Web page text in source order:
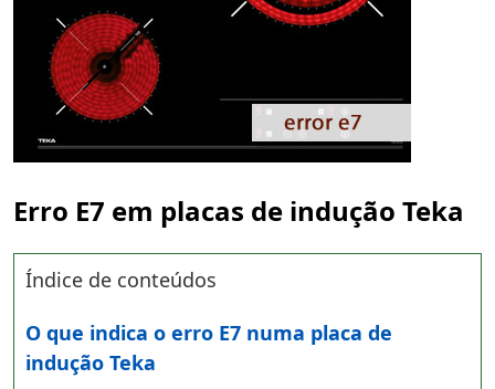
Erro E7 em placas de indução Teka
Índice de conteúdos
O que indica o erro E7 numa placa de
indução Teka